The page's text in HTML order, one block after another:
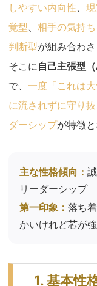
しやすい内向性
覚型
相手の気持
判断型が組み合わさ
そこに 自己主張型（
で、 一度「これは
に流されずに守り
ダーシップが特徴と
主な性格傾向：
リーダーシップ
第一印象： 落ち
かいけれど芯が
1. 基本性